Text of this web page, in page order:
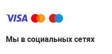
Мы в социальных сетях